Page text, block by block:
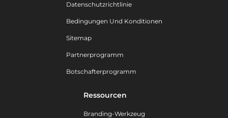
Datenschutzrichtlinie
Bedingungen Und Konditionen
Sitemap
Partnerprogramm
Botschafterprogramm
Ressourcen
Branding-Werkzeug